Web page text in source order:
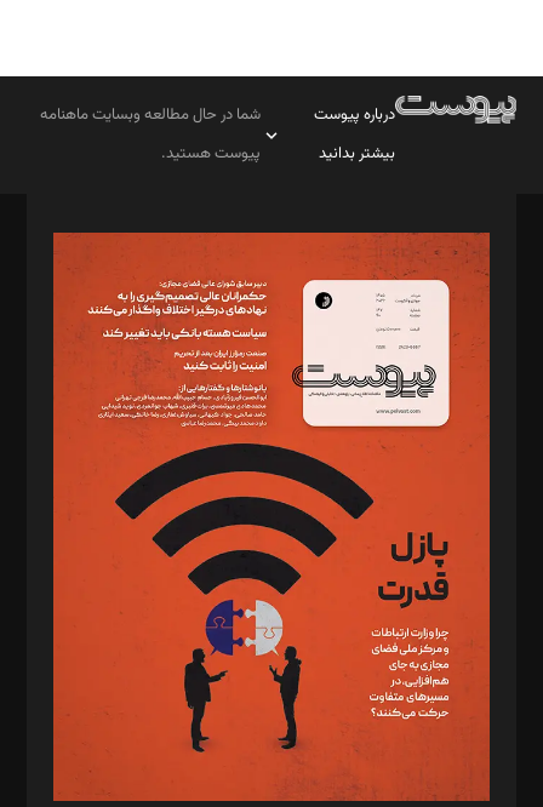
درباره پیوست
بیشتر بدانید
شما در حال مطالعه وبسایت ماهنامه
پیوست هستید.
مدیر مسئول: محمدباقر اثنی‌عشری
سردبیر: مهرک محمودی
دبیر تحریریه: میثم قاسمی
د‌بیر ناداستان: سمانه سمیع
د‌بیر خدمت و تجارت: ابوالفضل رجبی
د‌بیر حقوق فناوری: حسام‌الدین ایپکچی
د‌بیر پیوست جهان: مینا پاکدل
د‌بیر تحریریه آنلاین: بابک نقاش
تحریریه‌: مجتبی محمود‌ی، آرش برهمند، یسنا امان‌پور، سروش کرمیان،
مصطفی مسجدی آرانی، ابوالفضل رجبی، زهرا فکرانه، فائزه فتحی
رستمی،مصطفی باستان
ویرایش: نگار استاد‌‌آقا
طراح یونیفرم: مجید توکلی
فیلمبرداری و عکاسی: امیر شفیعی، مانی لطفی زاده
گرافیک و صفحه‌آرایی: سید‌سبحان‌علی ثابت
مد‌یر توسعه تجاری: کامبیز برید‌
امور مالی: شاپور رهبری، محمد‌ کاظمی‌نیا